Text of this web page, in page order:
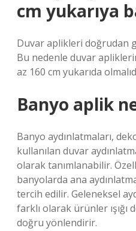
cm yukarıya
Duvar aplikleri doğrudan
Bu nedenle duvar
az 160 cm yukarıda
Banyo aplik
Banyo aydınlatmaları,
kullanılan duvar
olarak tanımlanabilir.
banyolarda ana
tercih edilir. Geleneksel
farklı olarak ürünler ışığı
doğru yönlendirir.